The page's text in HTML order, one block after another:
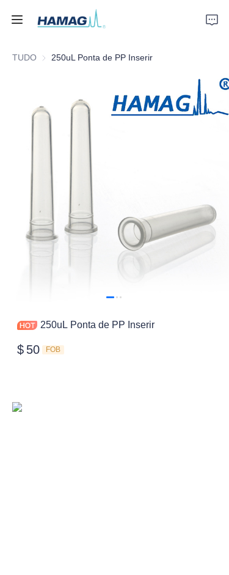
TUDO 250uL Ponta de PP Inserir
250uL Ponta de PP Inserir
$ 50 FOB
Início
Produtos